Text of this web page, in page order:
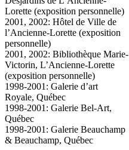
Lorette (exposition personnelle)
2001, 2002: Hôtel de Ville de
l’Ancienne-Lorette (exposition
personnelle)
2001, 2002: Bibliothèque Marie-
Victorin, L’Ancienne-Lorette
(exposition personnelle)
1998-2001: Galerie d’art
Royale, Québec
1998-2001: Galerie Bel-Art,
Québec
1998-2001: Galerie Beauchamp
& Beauchamp, Québec